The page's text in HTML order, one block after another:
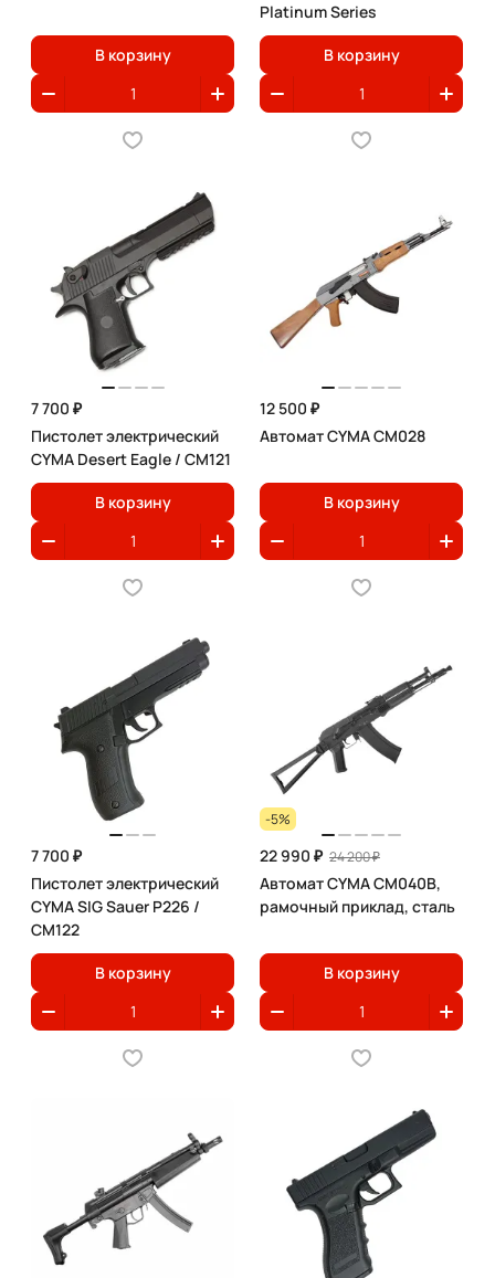
В корзину
Platinum Series
В корзину
7 700 ₽
Пистолет электрический
CYMA Desert Eagle / CM121
В корзину
12 500 ₽
Автомат CYMA CM028
В корзину
7 700 ₽
Пистолет электрический
CYMA SIG Sauer P226 /
CM122
В корзину
-5%
22 990 ₽ 24 200 ₽
Автомат CYMA CM040B,
рамочный приклад, сталь
В корзину